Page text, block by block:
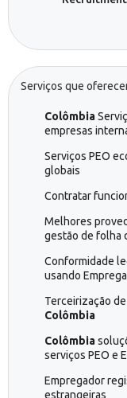
Serviços que
Colômbia
empresas
Serviços PEO
globais
Contratar
Melhores
gestão de folha
Conformidade
usando
Terceirização
Colômbia
Colômbia
serviços PEO e
Empregador
estrangeiras